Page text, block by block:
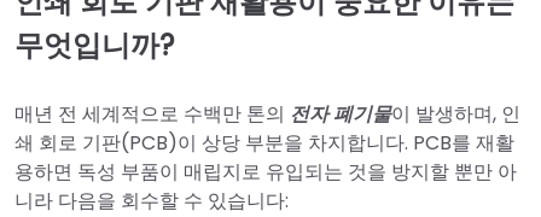
무엇입니까?
매년 전 세계적으로 수백만 톤의 전자 폐기물이 발생하며, 인
쇄 회로 기판(PCB)이 상당 부분을 차지합니다. PCB를 재활
용하면 독성 부품이 매립지로 유입되는 것을 방지할 뿐만 아
니라 다음을 회수할 수 있습니다: